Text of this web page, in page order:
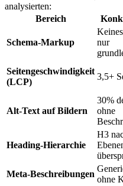
analysierten:
Bereich
Schema-Markup
nur
Seitengeschwindigkeit
(LCP)
3,5+
Alt-Text auf Bildern
30%
ohne
Heading-Hierarchie
H3
Meta-Beschreibungen
ohne